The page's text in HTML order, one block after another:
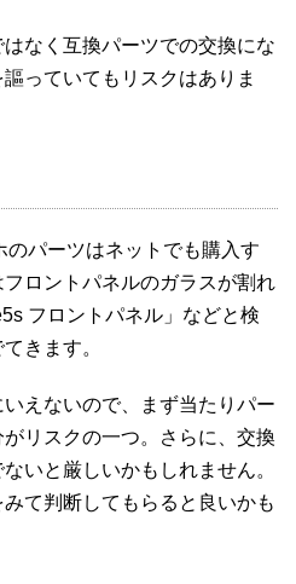
なく互換パーツでの交換にな
っていてもリスクはありま
パーツはネットでも購入す
ロントパネルのガラスが割れ
フロントパネル」などと検
きます。
えないので、まず当たりパー
リスクの一つ。さらに、交換
いと厳しいかもしれません。
て判断してもらると良いかも